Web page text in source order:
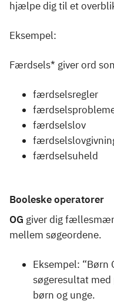
hjælpe dig til et
Eksempel:
Færdsels* giver ord
færdselsregler
færdselslov
færdselsuheld
Booleske operatorer
OG giver dig
mellem søgeordene.
Eksempel: “Børn
søgeresultat
børn og unge.